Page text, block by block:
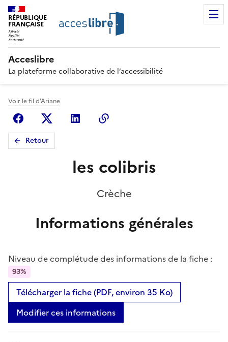
RÉPUBLIQUE
FRANÇAISE
Acceslibre
La plateforme collaborative de l’accessibilité
Voir le fil d'Ariane
FacebookX (anciennement Twitter)
Linkedin
Retour
les colibris
Crèche
Informations générales
Niveau de complétude des informations de la fiche :
93%
Télécharger la fiche (PDF, environ 35 Ko)
Modifier ces informations